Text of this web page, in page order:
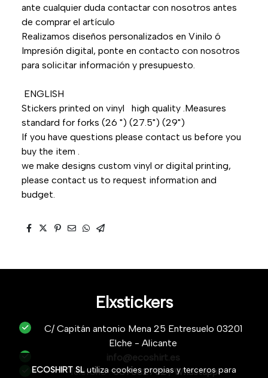
ante cualquier duda contactar con nosotros antes
de comprar el artículo
Realizamos diseños personalizados en Vinilo ó
Impresión digital, ponte en contacto con nosotros
para solicitar información y presupuesto.
ENGLISH
Stickers printed on vinyl high quality .Measures
standard for forks (26 ") (27.5") (29")
If you have questions please contact us before you
buy the item .
we make designs custom vinyl or digital printing,
please contact us to request information and
budget.
Elxstickers
C/ Capitán antonio Mena 25 Entresuelo 03201
Elche - Alicante
info@ecoshirt.es
Teléfono :687632752/Whastapp
ECOSHIRT SLutiliza cookies propias y terceros para